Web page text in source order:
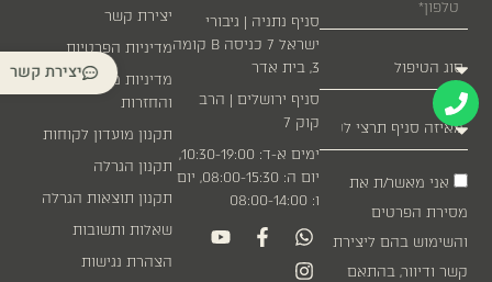
סניף נתניה | גיבורי
ישראל 7 כניסה B קומה
3, בית אדר
סניף ירושלים | הרב
קוק 7
ימים א-ד: 10:30-19:00,
יום ה: 08:00-15:30, יום
ו: 08:00-14:00
יצירת קשר
מדיניות הפרטיות
מדיניות משלוחים
והחזרות
תקנון מועדון לקוחות
תקנון הגרלה
תקנון תוצאות הגרלה
שאלות ותשובות
הצהרת נגישות
אני מאשר/ת את
מסירת הפרטים
והשימוש בהם ליצירת
קשר ודיוור, בהתאם
יצירת קשר